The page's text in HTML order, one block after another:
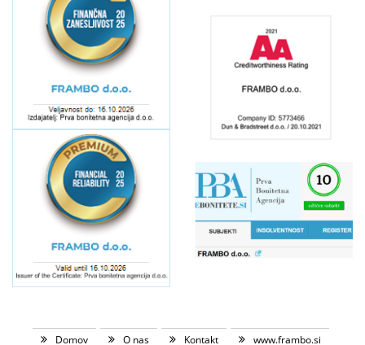
Domov O nas Kontakt www.frambo.si